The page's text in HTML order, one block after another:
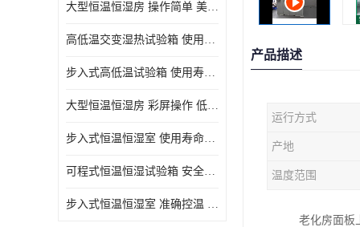
大型恒温恒湿房 操作简单 美观实用 清洁更方便
高低温交变湿热试验箱 使用寿命长 造型美观大方新颖
步入式高低温试验箱 使用寿命长 低耗电量 平稳电流
大型恒温恒湿房 彩屏操作 低耗电量 平稳电流
步入式恒温恒湿室 使用寿命长 移动和放置方便
可程式恒温恒湿试验箱 安全可靠 美观实用 清洁更方便
步入式恒温恒湿室 准确控温 试验周期自动化程度高
产品描述
运行方式
产地
温度范围
老化房面板